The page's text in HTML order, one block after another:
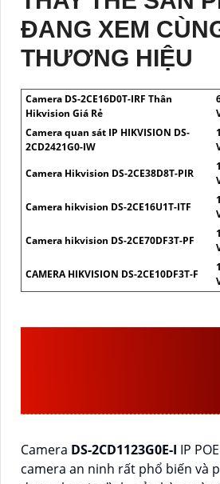
ĐANG XEM
THƯƠNG HIỆU
Camera DS-2CE16D0T-IRF Thân
Hikvision Giá Rẻ
Camera quan sát IP HIKVISION DS-
2CD2421G0-IW
Camera Hikvision DS-2CE38D8T-PIR
Camera hikvision DS-2CE16U1T-ITF
Camera hikvision DS-2CE70DF3T-PF
CAMERA HIKVISION DS-2CE10DF3T-F
Camera DS-2CD1123G0E-I IP
camera an ninh rất phổ biến và